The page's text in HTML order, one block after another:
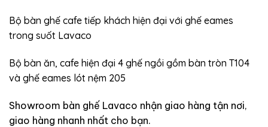
Bộ bàn ghế cafe tiếp khách hiện đại với ghế eames
trong suốt Lavaco
Bộ bàn ăn, cafe hiện đại 4 ghế ngồi gồm bàn tròn T104
và ghế eames lót nệm 205
Showroom bàn ghế Lavaco nhận giao hàng tận nơi,
giao hàng nhanh nhất cho bạn.